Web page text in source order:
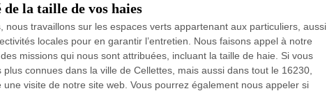
la taille de vos haies
nous travaillons sur les espaces verts appartenant aux particuliers, aussi
locales pour en garantir l’entretien. Nous faisons appel à notre
missions qui nous sont attribuées, incluant la taille de haie. Si vous
connues dans la ville de Cellettes, mais aussi dans tout le 16230,
visite de notre site web. Vous pourrez également nous appeler si